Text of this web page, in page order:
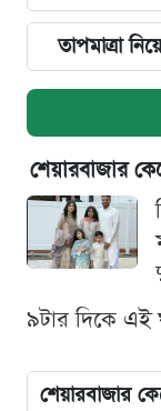
তাপমাত্রা
শেয়ারবাজার
৯টার দিকে এই
শেয়ারবাজার